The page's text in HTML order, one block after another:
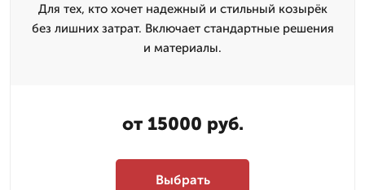
Для тех, кто хочет надежный и стильный козырёк
без лишних затрат. Включает стандартные решения
и материалы.
от 15000 руб.
Выбрать